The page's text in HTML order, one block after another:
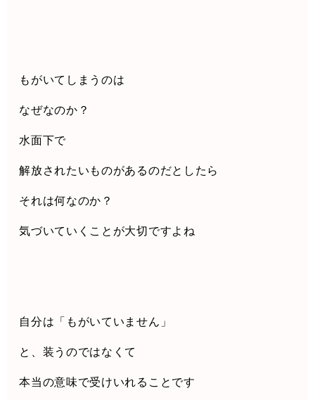
もがいてしまうのは
なぜなのか？
水面下で
解放されたいものがあるのだとしたら
それは何なのか？
気づいていくことが大切ですよね
自分は「もがいていません」
と、装うのではなくて
本当の意味で受けいれることです